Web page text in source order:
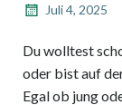
Juli 4, 2025
Du wolltest
oder bist auf
Egal ob jung